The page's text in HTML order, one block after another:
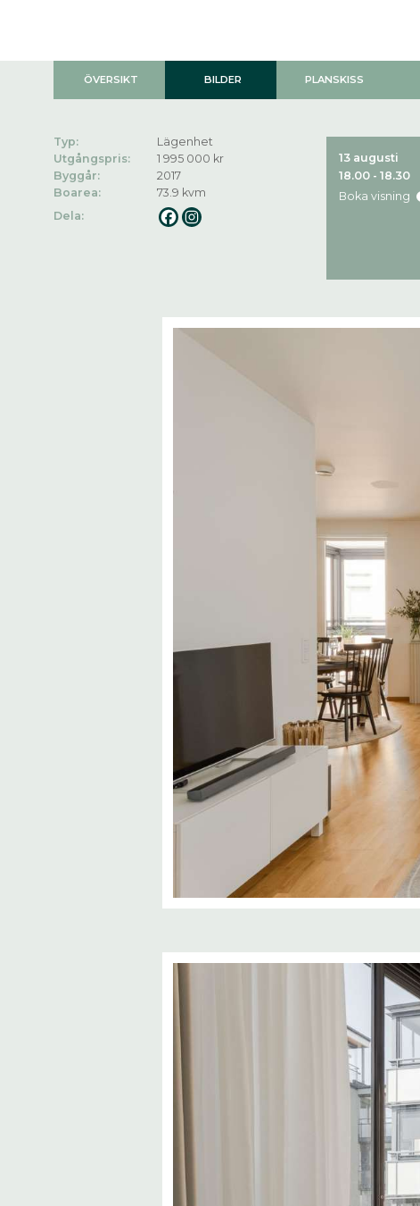
ÖVERSIKT BILDER PLANSKISS
Typ:
Lägenhet
Utgångspris:
1 995 000 kr
Byggår:
2017
Boarea:
73.9 kvm
Dela:
13 augusti
18.00 - 18.30
Boka visning